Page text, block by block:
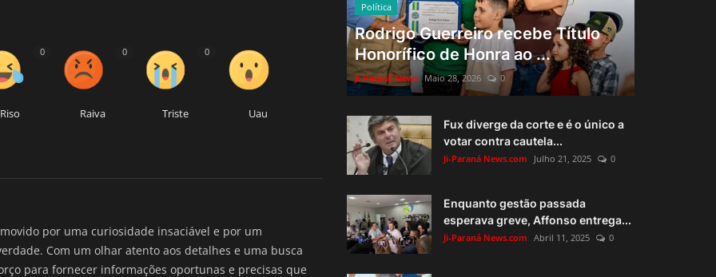
Riso
0
Raiva
0
Triste
0
Uau
por uma curiosidade insaciável e por um
Com um olhar atento aos detalhes e uma busca
para fornecer informações oportunas e precisas que
Política
Rodrigo Guerreiro recebe Título
Honorífico de Honra ao ...
Ji-Paraná News Maio 28, 2026 0
Fux diverge da corte e é o único a
votar contra cautela...
Ji-Paraná News.com Julho 21, 2025 0
Enquanto gestão passada
esperava greve, Affonso entrega...
Ji-Paraná News.com Abril 11, 2025 0